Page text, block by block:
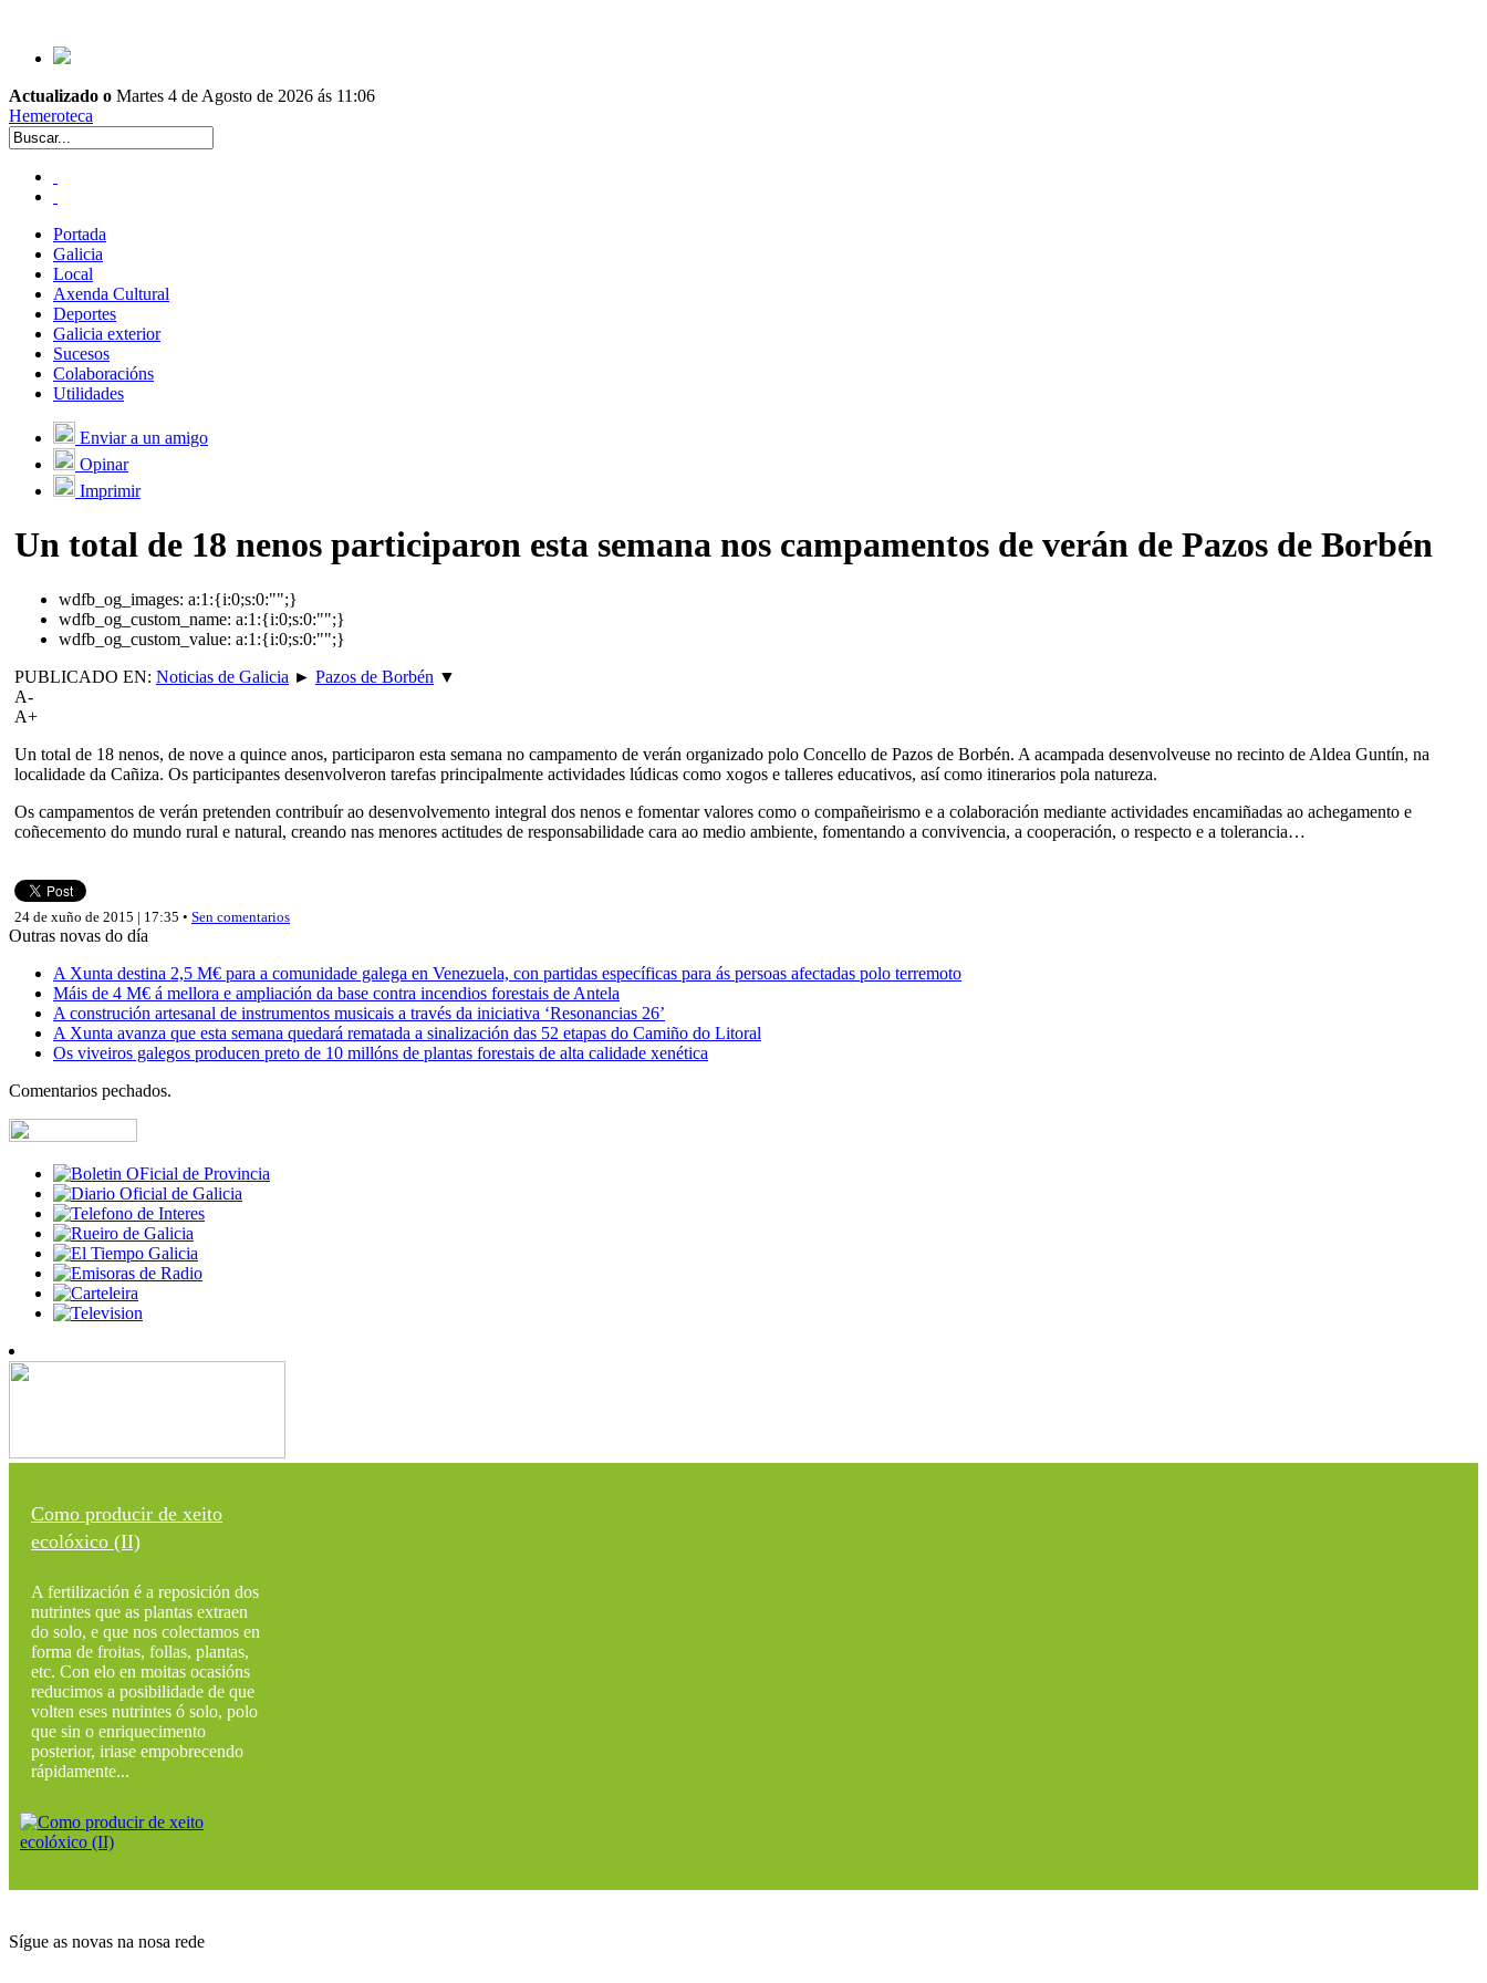
Actualizado o Martes 4 de Agosto de 2026 ás 11:06
Hemeroteca
Portada
Galicia
Local
Axenda Cultural
Deportes
Galicia exterior
Sucesos
Colaboracións
Utilidades
Enviar a un amigo
Opinar
Imprimir
Un total de 18 nenos participaron esta semana nos campamentos de verán de Pazos de Borbén
wdfb_og_images: a:1:{i:0;s:0:"";}
wdfb_og_custom_name: a:1:{i:0;s:0:"";}
wdfb_og_custom_value: a:1:{i:0;s:0:"";}
PUBLICADO EN: Noticias de Galicia ► Pazos de Borbén ▼
A-
A+
Un total de 18 nenos, de nove a quince anos, participaron esta semana no campamento de verán organizado polo Concello de Pazos de Borbén. A acampada desenvolveuse no recinto de Aldea Guntín, na
localidade da Cañiza. Os participantes desenvolveron tarefas principalmente actividades lúdicas como xogos e talleres educativos, así como itinerarios pola natureza.
Os campamentos de verán pretenden contribuír ao desenvolvemento integral dos nenos e fomentar valores como o compañeirismo e a colaboración mediante actividades encamiñadas ao achegamento e
coñecemento do mundo rural e natural, creando nas menores actitudes de responsabilidade cara ao medio ambiente, fomentando a convivencia, a cooperación, o respecto e a tolerancia…
24 de xuño de 2015 | 17:35 • Sen comentarios
Outras novas do día
A Xunta destina 2,5 M€ para a comunidade galega en Venezuela, con partidas específicas para ás persoas afectadas polo terremoto
Máis de 4 M€ á mellora e ampliación da base contra incendios forestais de Antela
A construción artesanal de instrumentos musicais a través da iniciativa ‘Resonancias 26’
A Xunta avanza que esta semana quedará rematada a sinalización das 52 etapas do Camiño do Litoral
Os viveiros galegos producen preto de 10 millóns de plantas forestais de alta calidade xenética
Comentarios pechados.
Como producir de xeito
ecolóxico (II)
A fertilización é a reposición dos
nutrintes que as plantas extraen
do solo, e que nos colectamos en
forma de froitas, follas, plantas,
etc. Con elo en moitas ocasións
reducimos a posibilidade de que
volten eses nutrintes ó solo, polo
que sin o enriquecimento
posterior, iriase empobrecendo
rápidamente...
Sígue as novas na nosa rede